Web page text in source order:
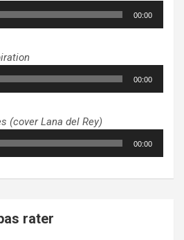
00:00
00:00
(cover Lana del Rey)
00:00
rater